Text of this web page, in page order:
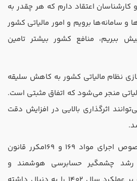
کارشناسان اعتقاد دارم که هر چقدر به
سامانه‌ها برویم و امور مالیاتی کشور
ببریم، منافع کشور بیشتر تامین
نظام مالیاتی کشور به کاهش سلیقه
منجر می‌شود که اتفاق مثبتی است.
اثرگذاری بالایی در افزایش دقت
این نماینده مجلس در خصوص اجرای مواد 169 و 169مکرر قانون
رشد چشمگیر حسابرسی هوشمند و